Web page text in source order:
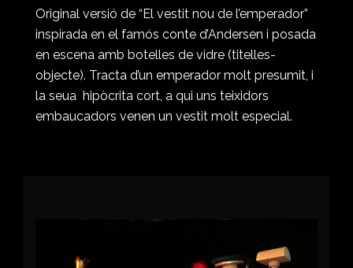
Original versió de “El vestit nou de l’emperador”
inspirada en el famós conte d’Andersen i posada
en escena amb botelles de vidre (titelles-
objecte). Tracta d’un emperador molt presumit, i
la seua hipòcrita cort, a qui uns teixidors
embaucadors venen un vestit molt especial.